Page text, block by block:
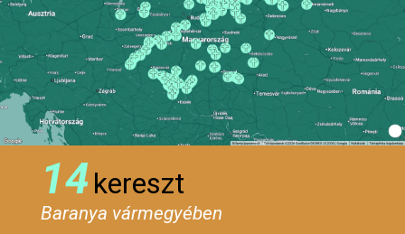
14kereszt
Baranya vármegyében